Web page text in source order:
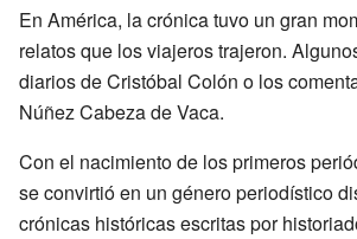
En América, la crónica tuvo un gran
relatos que los viajeros trajeron.
diarios de Cristóbal Colón o los
Núñez Cabeza de Vaca.
Con el nacimiento de los primeros
se convirtió en un género periodístico
crónicas históricas escritas por